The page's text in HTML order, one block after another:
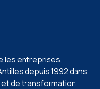
les entreprises,
depuis 1992 dans
de transformation